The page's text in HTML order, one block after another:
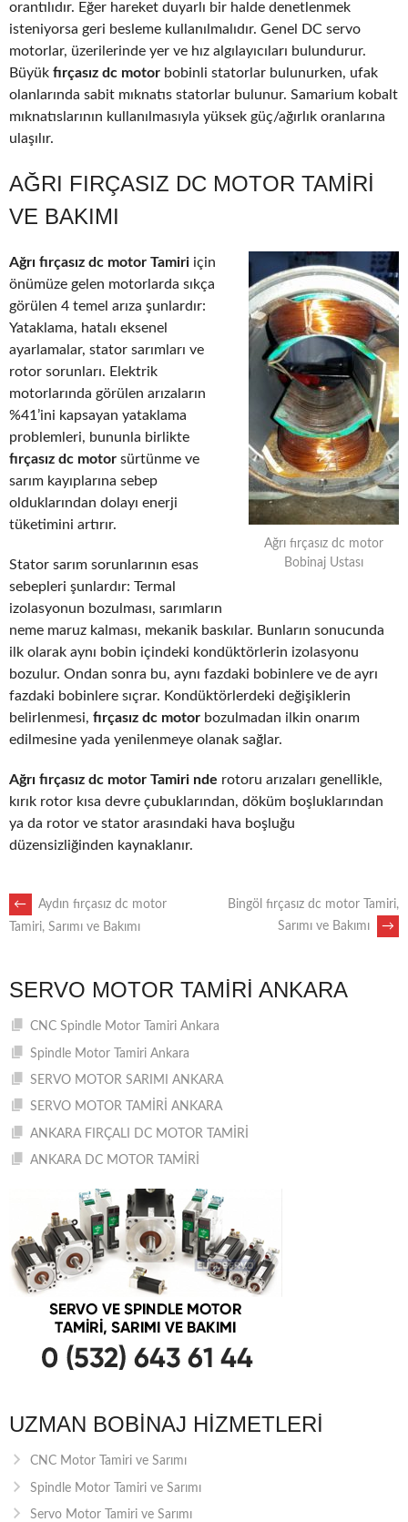
orantılıdır. Eğer hareket duyarlı bir halde denetlenmek
isteniyorsa geri besleme kullanılmalıdır. Genel DC servo
motorlar, üzerilerinde yer ve hız algılayıcıları bulundurur.
Büyük fırçasız dc motor bobinli statorlar bulunurken, ufak
olanlarında sabit mıknatıs statorlar bulunur. Samarium kobalt
mıknatıslarının kullanılmasıyla yüksek güç/ağırlık oranlarına
ulaşılır.
AĞRI FIRÇASIZ DC MOTOR TAMIRI
VE BAKIMI
Ağrı fırçasız dc motor
Bobinaj Ustası
Ağrı fırçasız dc motor Tamiri için
önümüze gelen motorlarda sıkça
görülen 4 temel arıza şunlardır:
Yataklama, hatalı eksenel
ayarlamalar, stator sarımları ve
rotor sorunları. Elektrik
motorlarında görülen arızaların
%41’ini kapsayan yataklama
problemleri, bununla birlikte
fırçasız dc motor sürtünme ve
sarım kayıplarına sebep
olduklarından dolayı enerji
tüketimini artırır.
Stator sarım sorunlarının esas
sebepleri şunlardır: Termal
izolasyonun bozulması, sarımların
neme maruz kalması, mekanik baskılar. Bunların sonucunda
ilk olarak aynı bobin içindeki kondüktörlerin izolasyonu
bozulur. Ondan sonra bu, aynı fazdaki bobinlere ve de ayrı
fazdaki bobinlere sıçrar. Kondüktörlerdeki değişiklerin
belirlenmesi, fırçasız dc motor bozulmadan ilkin onarım
edilmesine yada yenilenmeye olanak sağlar.
Ağrı fırçasız dc motor Tamiri nde rotoru arızaları genellikle,
kırık rotor kısa devre çubuklarından, döküm boşluklarından
ya da rotor ve stator arasındaki hava boşluğu
düzensizliğinden kaynaklanır.
POST
←
Aydın fırçasız dc motor
Tamiri, Sarımı ve Bakımı
Bingöl fırçasız dc motor Tamiri,
Sarımı ve Bakımı
→
SERVO MOTOR TAMIRI ANKARA
CNC Spindle Motor Tamiri Ankara
Spindle Motor Tamiri Ankara
SERVO MOTOR SARIMI ANKARA
SERVO MOTOR TAMİRİ ANKARA
ANKARA FIRÇALI DC MOTOR TAMİRİ
ANKARA DC MOTOR TAMİRİ
UZMAN BOBINAJ HIZMETLERI
CNC Motor Tamiri ve Sarımı
Spindle Motor Tamiri ve Sarımı
Servo Motor Tamiri ve Sarımı